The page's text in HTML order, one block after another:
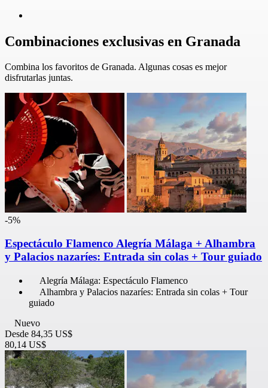
Combinaciones exclusivas en Granada
Combina los favoritos de Granada. Algunas cosas es mejor
disfrutarlas juntas.
-5%
Espectáculo Flamenco Alegría Málaga + Alhambra
y Palacios nazaríes: Entrada sin colas + Tour guiado
Alegría Málaga: Espectáculo Flamenco
Alhambra y Palacios nazaríes: Entrada sin colas + Tour
guiado
Nuevo
Desde 84,35 US$
80,14 US$